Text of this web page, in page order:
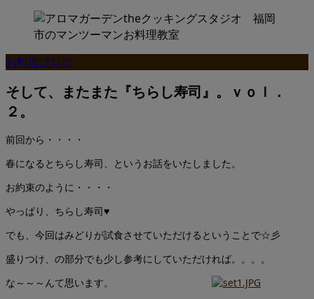
お料理ブログ
そして、またまた『ちらし寿司』。ｖｏｌ．
２。
前回から・・・・
春になるとちらし寿司、というお話をいたしました。
お約束のように・・・・
やっぱり、ちらし寿司♥
でも、今回はみどりが試食させていただけるということで☆彡
盛りつけ、の部分でも少し参考にしていただければ。。。。
な～～～んて思います。